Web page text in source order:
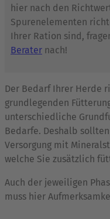
hier nach den
Spurenelementen
Ihrer Ration sind,
Berater nach!
Der Bedarf Ihrer Herde
grundlegenden
unterschiedliche
Bedarfe. Deshalb
Versorgung mit
welche Sie zusätzlich
Auch der jeweiligen
muss hier